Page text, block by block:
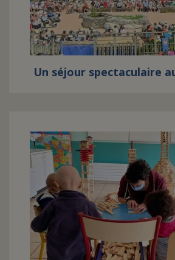
Un séjour spectaculaire